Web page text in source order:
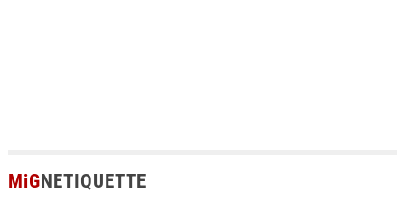
MiGNETIQUETTE